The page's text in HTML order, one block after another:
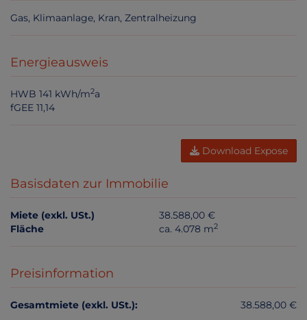
Gas Klimaanlage Kran Zentralheizung
Energieausweis
HWB 141 kWh/m2a
fGEE 11,14
Download Expose
Basisdaten zur Immobilie
Miete (exkl. USt.)
38.588,00 €
Fläche
ca. 4.078 m2
Preisinformation
Gesamtmiete (exkl. USt.):
38.588,00 €